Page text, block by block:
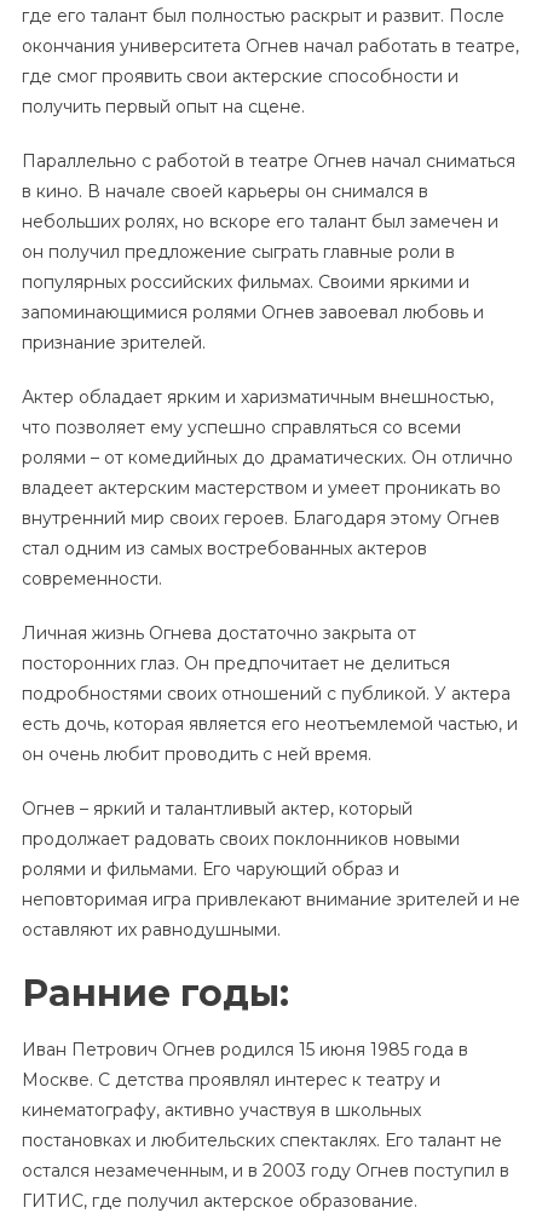
где его талант был полностью раскрыт и развит. После
окончания университета Огнев начал работать в театре,
где смог проявить свои актерские способности и
получить первый опыт на сцене.
Параллельно с работой в театре Огнев начал сниматься
в кино. В начале своей карьеры он снимался в
небольших ролях, но вскоре его талант был замечен и
он получил предложение сыграть главные роли в
популярных российских фильмах. Своими яркими и
запоминающимися ролями Огнев завоевал любовь и
признание зрителей.
Актер обладает ярким и харизматичным внешностью,
что позволяет ему успешно справляться со всеми
ролями – от комедийных до драматических. Он отлично
владеет актерским мастерством и умеет проникать во
внутренний мир своих героев. Благодаря этому Огнев
стал одним из самых востребованных актеров
современности.
Личная жизнь Огнева достаточно закрыта от
посторонних глаз. Он предпочитает не делиться
подробностями своих отношений с публикой. У актера
есть дочь, которая является его неотъемлемой частью, и
он очень любит проводить с ней время.
Огнев – яркий и талантливый актер, который
продолжает радовать своих поклонников новыми
ролями и фильмами. Его чарующий образ и
неповторимая игра привлекают внимание зрителей и не
оставляют их равнодушными.
Ранние годы:
Иван Петрович Огнев родился 15 июня 1985 года в
Москве. С детства проявлял интерес к театру и
кинематографу, активно участвуя в школьных
постановках и любительских спектаклях. Его талант не
остался незамеченным, и в 2003 году Огнев поступил в
ГИТИС, где получил актерское образование.